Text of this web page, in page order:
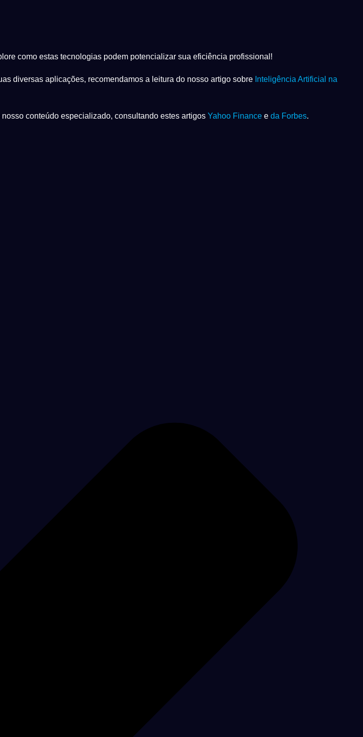
como estas tecnologias podem potencializar sua eficiência profissional!
diversas aplicações, recomendamos a leitura do nosso artigo sobre Inteligência Artificial na
conteúdo especializado, consultando estes artigos Yahoo Finance e da Forbes.